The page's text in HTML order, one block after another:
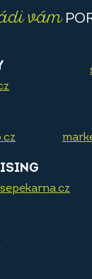
vám